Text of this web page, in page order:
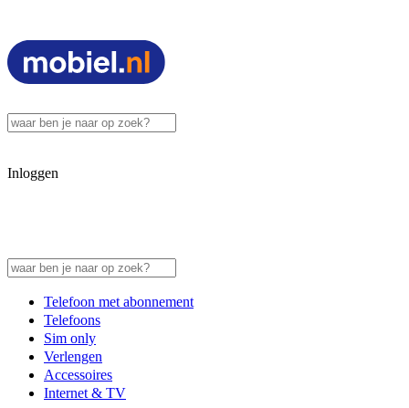
Inloggen
Telefoon met abonnement
Telefoons
Sim only
Verlengen
Accessoires
Internet & TV